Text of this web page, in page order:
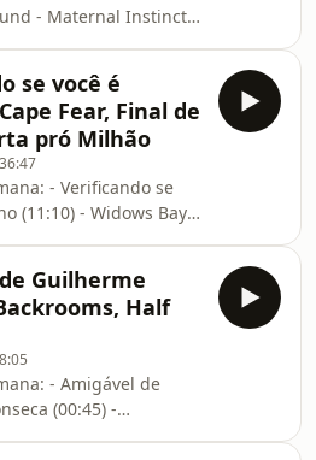
se você é
Fear, Final de
pró Milhão
se
(11:10) - Widows Bay
Guilherme
Half
de
(00:45) -